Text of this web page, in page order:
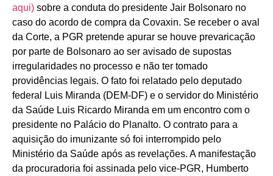
aqui) sobre a conduta do presidente Jair Bolsonaro no
caso do acordo de compra da Covaxin. Se receber o aval
da Corte, a PGR pretende apurar se houve prevaricação
por parte de Bolsonaro ao ser avisado de supostas
irregularidades no processo e não ter tomado
providências legais. O fato foi relatado pelo deputado
federal Luis Miranda (DEM-DF) e o servidor do Ministério
da Saúde Luis Ricardo Miranda em um encontro com o
presidente no Palácio do Planalto. O contrato para a
aquisição do imunizante só foi interrompido pelo
Ministério da Saúde após as revelações. A manifestação
da procuradoria foi assinada pelo vice-PGR, Humberto